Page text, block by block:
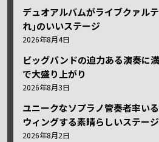
デュオアルバムがライブクァル
れ｣のいいステージ
2026年8月4日
ビッグバンドの迫力ある演奏に
で大盛り上がり
2026年8月3日
ユニークなソプラノ管奏者率い
ウィングする素晴らしいステージ
2026年8月2日